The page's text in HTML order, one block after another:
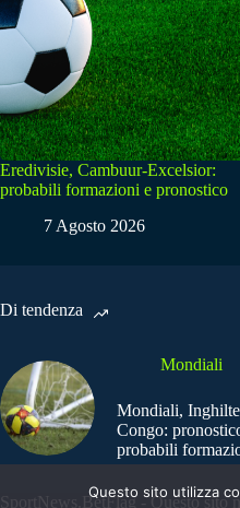
Eredivisie, Cambuur-Excelsior:
probabili formazioni e pronostico
7 Agosto 2026
Di tendenza
Mondiali
Mondiali,
Congo:
probabili
SportNews.BetFlag - Questo sito
Questo sito utilizza